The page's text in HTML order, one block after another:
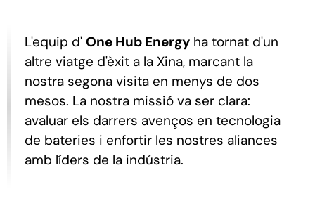
L'equip d' One Hub Energy ha tornat d'un
altre viatge d'èxit a la Xina, marcant la
nostra segona visita en menys de dos
mesos. La nostra missió va ser clara:
avaluar els darrers avenços en tecnologia
de bateries i enfortir les nostres aliances
amb líders de la indústria.